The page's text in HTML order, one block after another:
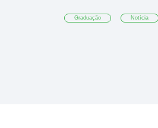
Graduação Notícia